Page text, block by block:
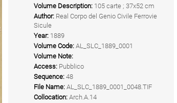
Volume Description: 105 carte ; 37x52 cm
Author: Real Corpo del Genio Civile Ferrovie
Sicule
Year: 1889
Volume Code: AL_SLC_1889_0001
Volume Note:
Access: Pubblico
Sequence: 48
File Name: AL_SLC_1889_0001_0048.TIF
Collocation: Arch.A.14